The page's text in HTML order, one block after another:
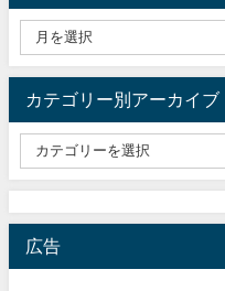
カテゴリー別アーカイブ
広告